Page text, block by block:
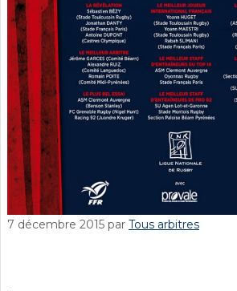
7 décembre 2015 par Tous arbitres